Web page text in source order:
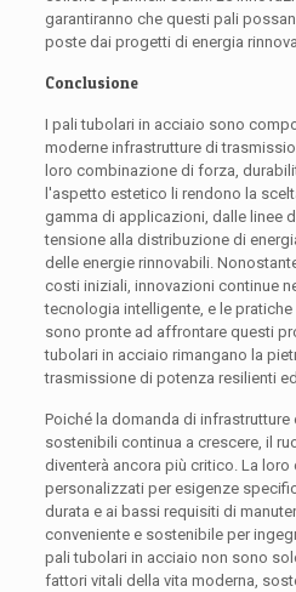
garantiranno che questi pali
poste dai progetti di energia
Conclusione
I pali tubolari in acciaio sono
moderne infrastrutture di
loro combinazione di forza,
l'aspetto estetico li rendono la
gamma di applicazioni, dalle linee
tensione alla distribuzione di
delle energie rinnovabili.
costi iniziali, innovazioni continue
tecnologia intelligente, e le
sono pronte ad affrontare questi
tubolari in acciaio rimangano la
trasmissione di potenza resilienti
Poiché la domanda di
sostenibili continua a crescere, il
diventerà ancora più critico. La
personalizzati per esigenze
durata e ai bassi requisiti di
conveniente e sostenibile per
pali tubolari in acciaio non sono
fattori vitali della vita moderna,